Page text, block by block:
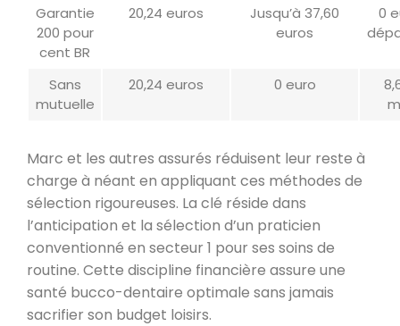
Garantie
200 pour
cent BR
20,24 euros
Jusqu’à 37,60
euros
0
Sans
mutuelle
20,24 euros 0 euro
Marc et les autres assurés réduisent leur reste à
charge à néant en appliquant ces méthodes de
sélection rigoureuses. La clé réside dans
l’anticipation et la sélection d’un praticien
conventionné en secteur 1 pour ses soins de
routine. Cette discipline financière assure une
santé bucco-dentaire optimale sans jamais
sacrifier son budget loisirs.